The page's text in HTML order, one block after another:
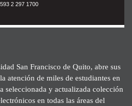
2 297 1700
San Francisco de Quito, abre sus
atención de miles de estudiantes en
seleccionada y actualizada colección
en todas las áreas del